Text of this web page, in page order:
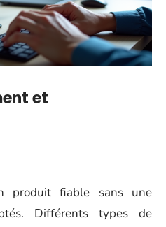
et
produit fiable sans une
Différents types de